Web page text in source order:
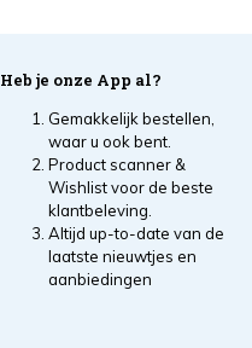
Heb je onze App al?
Gemakkelijk bestellen,
waar u ook bent.
Product scanner &
Wishlist voor de beste
klantbeleving.
Altijd up-to-date van de
laatste nieuwtjes en
aanbiedingen